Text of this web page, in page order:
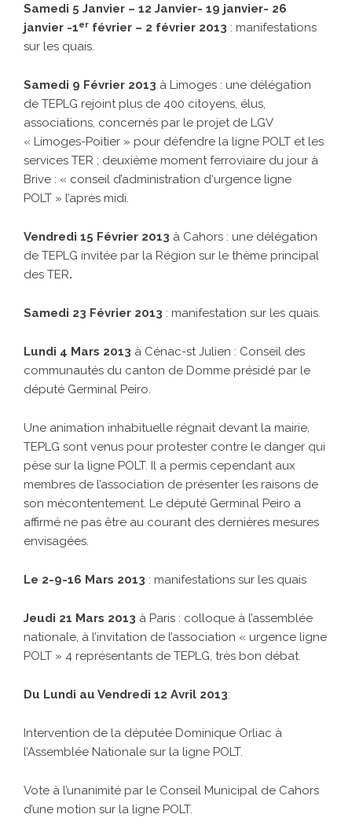
Samedi 5 Janvier – 12 Janvier- 19 janvier- 26
janvier -1er février – 2 février 2013 : manifestations
sur les quais.
Samedi 9 Février 2013 à Limoges : une délégation
de TEPLG rejoint plus de 400 citoyens, élus,
associations, concernés par le projet de LGV
« Limoges-Poitier » pour défendre la ligne POLT et les
services TER ; deuxième moment ferroviaire du jour à
Brive : « conseil d’administration d‘urgence ligne
POLT » l’après midi.
Vendredi 15 Février 2013 à Cahors : une délégation
de TEPLG invitée par la Région sur le thème principal
des TER.
Samedi 23 Février 2013 : manifestation sur les quais.
Lundi 4 Mars 2013 à Cénac-st Julien : Conseil des
communautés du canton de Domme présidé par le
député Germinal Peiro.
Une animation inhabituelle régnait devant la mairie,
TEPLG sont venus pour protester contre le danger qui
pèse sur la ligne POLT. Il a permis cependant aux
membres de l’association de présenter les raisons de
son mécontentement. Le député Germinal Peiro a
affirmé ne pas être au courant des dernières mesures
envisagées.
Le 2-9-16 Mars 2013 : manifestations sur les quais
Jeudi 21 Mars 2013 à Paris : colloque à l’assemblée
nationale, à l’invitation de l’association « urgence ligne
POLT » 4 représentants de TEPLG, très bon débat.
Du Lundi au Vendredi 12 Avril 2013:
Intervention de la députée Dominique Orliac à
l’Assemblée Nationale sur la ligne POLT.
Vote à l’unanimité par le Conseil Municipal de Cahors
d’une motion sur la ligne POLT.